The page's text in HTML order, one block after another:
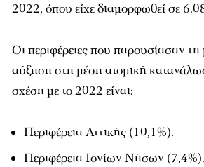
2022, όπου είχε διαμορφωθεί σε
Οι περιφέρειες που παρουσίασαν
αύξηση στη μέση ατομική
σχέση με το 2022 είναι:
Περιφέρεια Αττικής (10,1%).
Περιφέρεια Ιονίων Νήσων (7,4%).